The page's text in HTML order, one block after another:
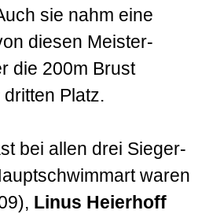
sie nahm eine
diesen Meister­
die 200m Brust
Platz.
bei allen drei Sieger­
waren
Linus Heier­hoff